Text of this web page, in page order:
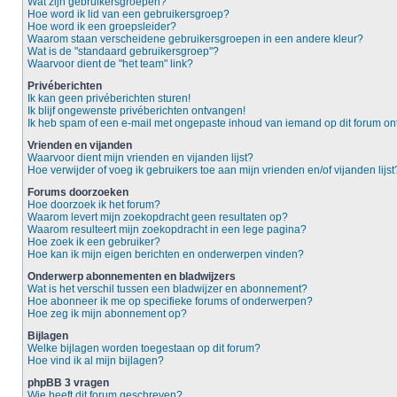
Hoe word ik lid van een gebruikersgroep?
Hoe word ik een groepsleider?
Waarom staan verscheidene gebruikersgroepen in een andere kleur?
Wat is de "standaard gebruikersgroep"?
Waarvoor dient de "het team" link?
Privéberichten
Ik kan geen privéberichten sturen!
Ik blijf ongewenste privéberichten ontvangen!
Ik heb spam of een e-mail met ongepaste inhoud van iemand op dit forum
Vrienden en vijanden
Waarvoor dient mijn vrienden en vijanden lijst?
Hoe verwijder of voeg ik gebruikers toe aan mijn vrienden en/of vijanden
Forums doorzoeken
Hoe doorzoek ik het forum?
Waarom levert mijn zoekopdracht geen resultaten op?
Waarom resulteert mijn zoekopdracht in een lege pagina?
Hoe zoek ik een gebruiker?
Hoe kan ik mijn eigen berichten en onderwerpen vinden?
Onderwerp abonnementen en bladwijzers
Wat is het verschil tussen een bladwijzer en abonnement?
Hoe abonneer ik me op specifieke forums of onderwerpen?
Hoe zeg ik mijn abonnement op?
Bijlagen
Welke bijlagen worden toegestaan op dit forum?
Hoe vind ik al mijn bijlagen?
phpBB 3 vragen